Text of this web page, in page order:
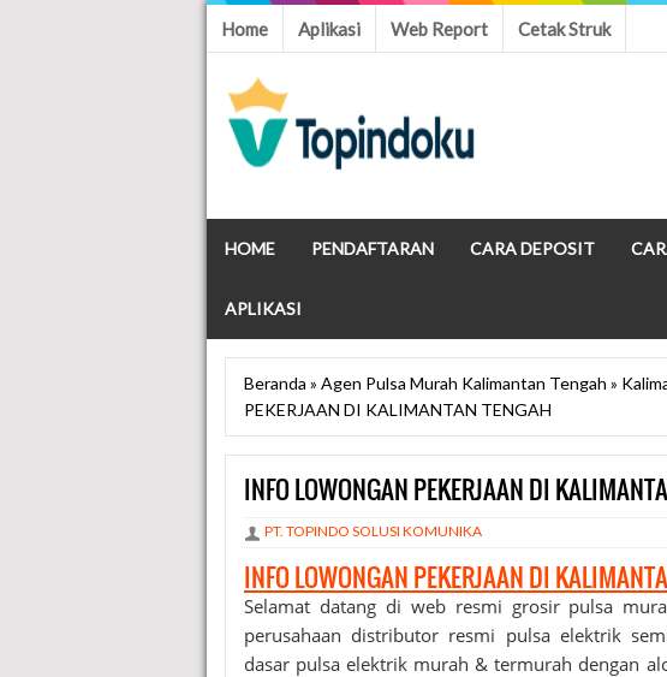
Home Aplikasi Web Report Cetak Struk
HOME PENDAFTARAN CARA DEPOSIT
APLIKASI
Beranda » Agen Pulsa Murah Kalimantan Tengah »
PEKERJAAN DI KALIMANTAN TENGAH
INFO LOWONGAN PEKERJAAN DI
PT. TOPINDO SOLUSI KOMUNIKA
INFO LOWONGAN PEKERJAAN DI
Selamat datang di web resmi grosir pulsa
perusahaan distributor resmi pulsa elektrik
dasar pulsa elektrik murah & termurah dengan